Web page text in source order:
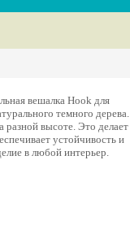
вешалка Hook для
темного дерева.
высоте. Это делает
устойчивость и
в любой интерьер.